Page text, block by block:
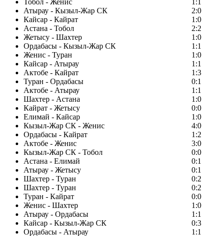
Тобол - Женис
1:1
Атырау - Кызыл-Жар СК
2:0
Кайсар - Кайрат
1:0
Астана - Тобол
2:2
Жетысу - Шахтер
1:0
Ордабасы - Кызыл-Жар СК
1:1
Женис - Туран
1:0
Кайсар - Атырау
1:1
Актобе - Кайрат
1:3
Туран - Ордабасы
0:1
Актобе - Атырау
1:1
Шахтер - Астана
1:0
Кайрат - Жетысу
0:0
Елимай - Кайсар
1:0
Кызыл-Жар СК - Женис
4:0
Ордабасы - Кайрат
1:2
Актобе - Женис
3:0
Кызыл-Жар СК - Тобол
0:0
Астана - Елимай
0:1
Атырау - Жетысу
0:1
Шахтер - Туран
0:2
Шахтер - Туран
0:2
Туран - Кайрат
0:0
Женис - Шахтер
1:0
Атырау - Ордабасы
1:1
Кайсар - Кызыл-Жар СК
0:3
Ордабасы - Атырау
1:1